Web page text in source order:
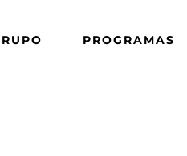
PROGRAMAS